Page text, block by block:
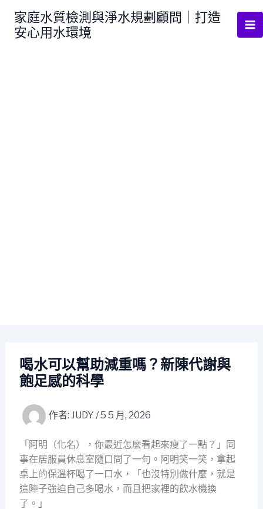
家庭水質檢測與淨水規劃顧問｜打造
安心用水環境
喝水可以幫助減重嗎？新陳代謝與
飽足感的科學
作者: JUDY /5 5 月, 2026
「阿明（化名），你最近怎麼看起來瘦了一點？」同
事在居服員休息室隨口問了一句。阿明笑一笑，拿起
桌上的保溫杯喝了一口水，「也沒特別做什麼，就是
這陣子強迫自己多喝水，而且把家裡的飲水機換
了。」